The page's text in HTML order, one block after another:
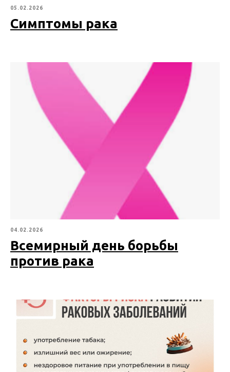
05.02.2026
Симптомы рака
04.02.2026
Всемирный день борьбы
против рака